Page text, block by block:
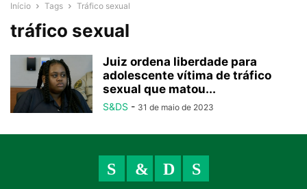
Início Tags Tráfico sexual
tráfico sexual
Juiz ordena liberdade para
adolescente vítima de tráfico
sexual que matou...
S&DS - 31 de maio de 2023